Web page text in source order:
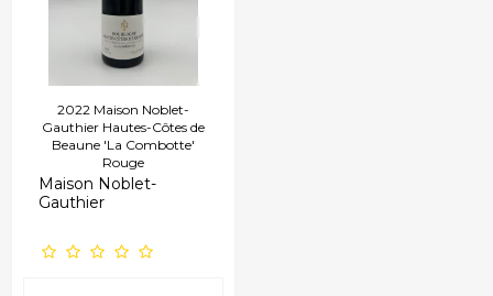
2022 Maison Noblet-
Gauthier Hautes-Côtes de
Beaune 'La Combotte'
Rouge
Maison Noblet-
Gauthier